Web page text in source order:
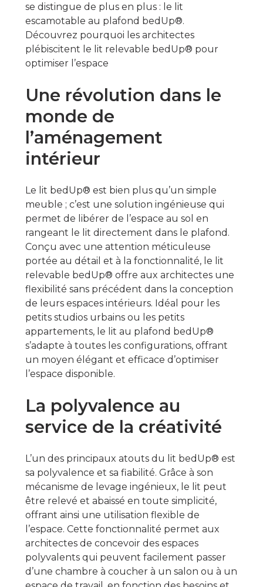
se distingue de plus en plus : le lit
escamotable au plafond bedUp®.
Découvrez pourquoi les architectes
plébiscitent le lit relevable bedUp® pour
optimiser l’espace
Une révolution dans le
monde de
l’aménagement
intérieur
Le lit bedUp® est bien plus qu’un simple
meuble ; c’est une solution ingénieuse qui
permet de libérer de l’espace au sol en
rangeant le lit directement dans le plafond.
Conçu avec une attention méticuleuse
portée au détail et à la fonctionnalité, le lit
relevable bedUp® offre aux architectes une
flexibilité sans précédent dans la conception
de leurs espaces intérieurs. Idéal pour les
petits studios urbains ou les petits
appartements, le lit au plafond bedUp®
s’adapte à toutes les configurations, offrant
un moyen élégant et efficace d’optimiser
l’espace disponible.
La polyvalence au
service de la créativité
L’un des principaux atouts du lit bedUp® est
sa polyvalence et sa fiabilité. Grâce à son
mécanisme de levage ingénieux, le lit peut
être relevé et abaissé en toute simplicité,
offrant ainsi une utilisation flexible de
l’espace. Cette fonctionnalité permet aux
architectes de concevoir des espaces
polyvalents qui peuvent facilement passer
d’une chambre à coucher à un salon ou à un